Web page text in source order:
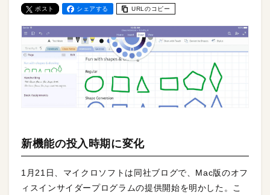
ポスト シェアする URLのコピー
新機能の投入時期に変化
1月21日、マイクロソフトは同社ブログで、Mac版のオフ
ィスインサイダープログラムの提供開始を明かした。こ